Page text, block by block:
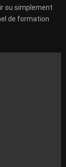
ou simplement
de formation